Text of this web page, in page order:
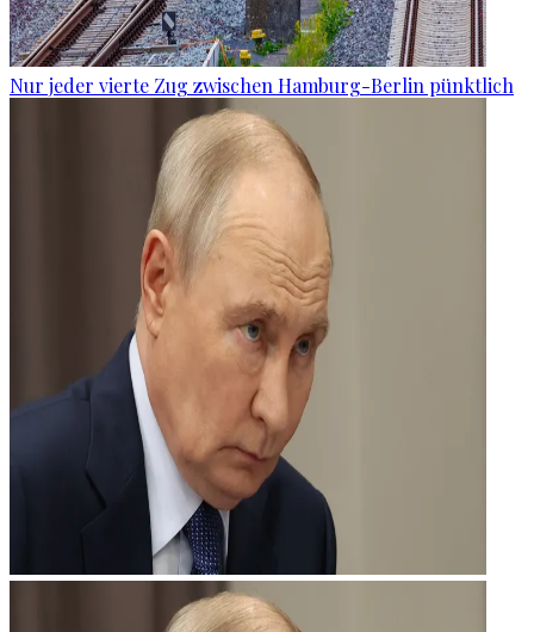
Nur jeder vierte Zug zwischen Hamburg-Berlin pünktlich